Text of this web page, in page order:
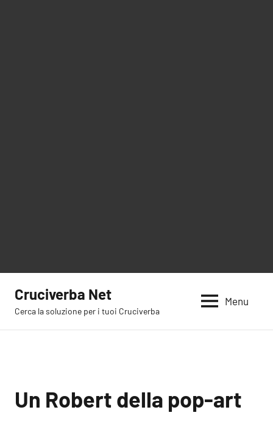
contenuto
Cruciverba Net
Cerca la soluzione per i tuoi Cruciverba
Menu
Un Robert della pop-art